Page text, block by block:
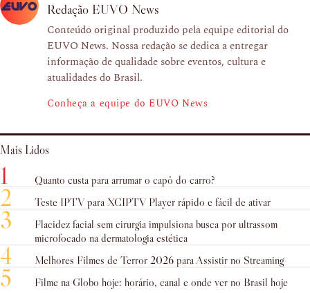
Redação EUVO News
Conteúdo original produzido pela equipe editorial do
EUVO News. Nossa redação se dedica a entregar
informação de qualidade sobre eventos, cultura e
atualidades do Brasil.
Conheça a equipe do EUVO News
Mais Lidos
1 Quanto custa para arrumar o capô do carro?
2 Teste IPTV para XCIPTV Player rápido e fácil de ativar
3
Flacidez facial sem cirurgia impulsiona busca por ultrassom
microfocado na dermatologia estética
4 Melhores Filmes de Terror 2026 para Assistir no Streaming
5 Filme na Globo hoje: horário, canal e onde ver no Brasil hoje